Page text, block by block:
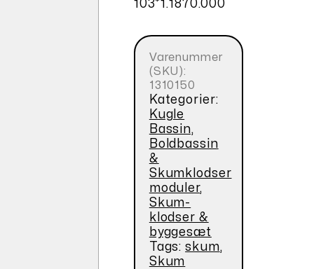
103*1.1870.000
Varenummer
(SKU):
1310150
Kategorier:
Kugle
Bassin,
Boldbassin
&
Skumklodser
moduler,
Skum-
klodser &
byggesæt
Tags:skum,
Skum